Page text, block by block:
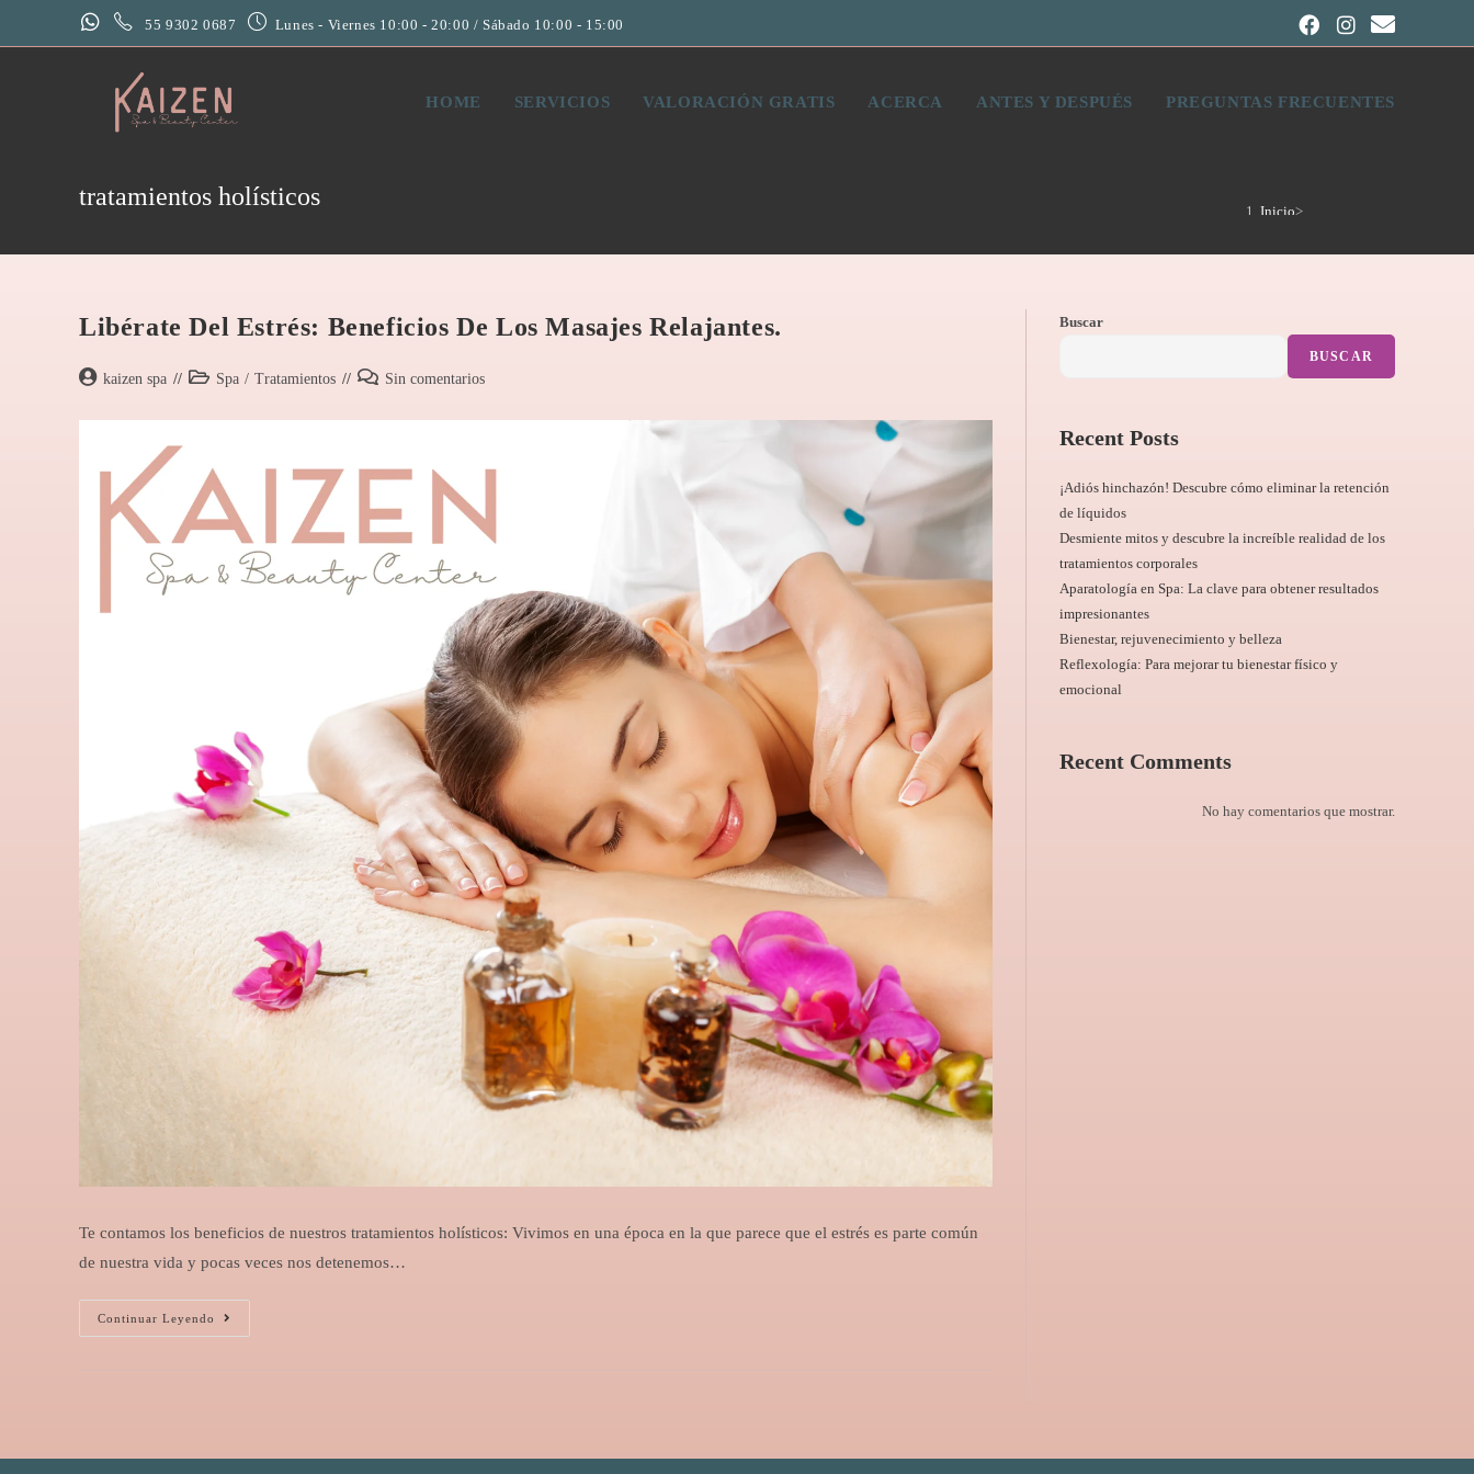
55 9302 0687 Lunes - Viernes 10:00 - 20:00 / Sábado 10:00 - 15:00
HOME SERVICIOS VALORACIÓN GRATIS ACERCA ANTES Y DESPUÉS PREGUNTAS FRECUENTES
tratamientos holísticos Inicio>
Libérate Del Estrés: Beneficios De Los Masajes Relajantes.
kaizen spa Spa / Tratamientos Sin comentarios
Te contamos los beneficios de nuestros tratamientos holísticos: Vivimos en una época en la que parece que el estrés es parte común
de nuestra vida y pocas veces nos detenemos…
Continuar Leyendo
Buscar
BUSCAR
Recent Posts
¡Adiós hinchazón! Descubre cómo eliminar la retención
de líquidos
Desmiente mitos y descubre la increíble realidad de los
tratamientos corporales
Aparatología en Spa: La clave para obtener resultados
impresionantes
Bienestar, rejuvenecimiento y belleza
Reflexología: Para mejorar tu bienestar físico y
emocional
Recent Comments
No hay comentarios que mostrar.